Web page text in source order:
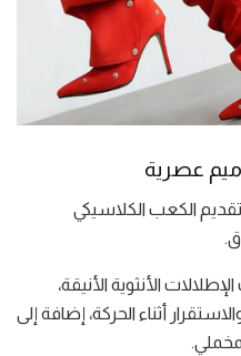
عصرية
الكعب الكلاسيكي
الأنثوية الأنيقة،
أثناء الحركة، إضافة إلى